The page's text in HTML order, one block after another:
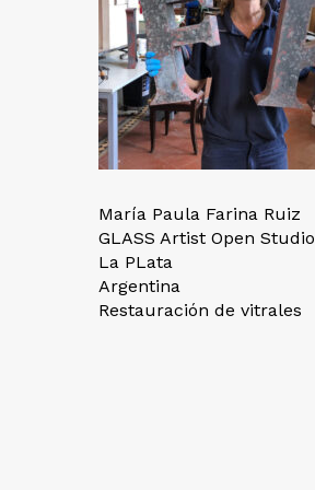
María Paula Farina Ruiz
GLASS Artist Open Studio
La PLata
Argentina
Restauración de vitrales